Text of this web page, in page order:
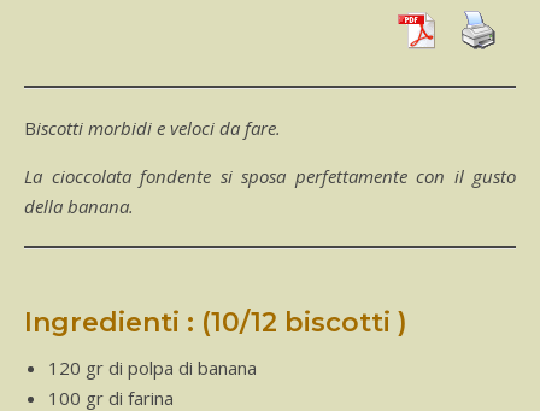
Biscotti morbidi e veloci da fare.
La cioccolata fondente si sposa perfettamente con il gusto
della banana.
Ingredienti : (10/12 biscotti )
120 gr di polpa di banana
100 gr di farina